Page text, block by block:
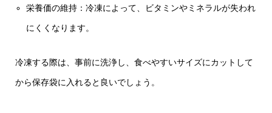
栄養価の維持：冷凍によって、ビタミンやミネラルが失われ
にくくなります。
冷凍する際は、事前に洗浄し、食べやすいサイズにカットして
から保存袋に入れると良いでしょう。